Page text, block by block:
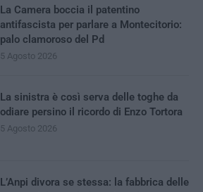
La Camera boccia il patentino
antifascista per parlare a Montecitorio:
palo clamoroso del Pd
5 Agosto 2026
La sinistra è così serva delle toghe da
odiare persino il ricordo di Enzo Tortora
5 Agosto 2026
L’Anpi divora se stessa: la fabbrica delle